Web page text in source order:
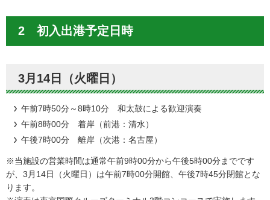
2 初入出港予定日時
3月14日（火曜日）
午前7時50分～8時10分 和太鼓による歓迎演奏
午前8時00分 着岸（前港：清水）
午後7時00分 離岸（次港：名古屋）
※当施設の営業時間は通常午前9時00分から午後5時00分までです
が、3月14日（火曜日）は午前7時00分開館、午後7時45分閉館とな
ります。